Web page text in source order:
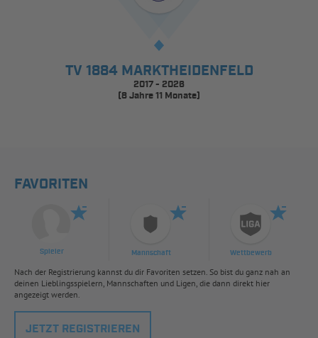
TV 1884 MARKTHEIDENFELD
2017 - 2026
(8 Jahre 11 Monate)
FAVORITEN
Spieler Mannschaft Wettbewerb
Nach der Registrierung kannst du dir Favoriten setzen. So bist du ganz nah an
deinen Lieblingsspielern, Mannschaften und Ligen, die dann direkt hier
angezeigt werden.
JETZT REGISTRIEREN